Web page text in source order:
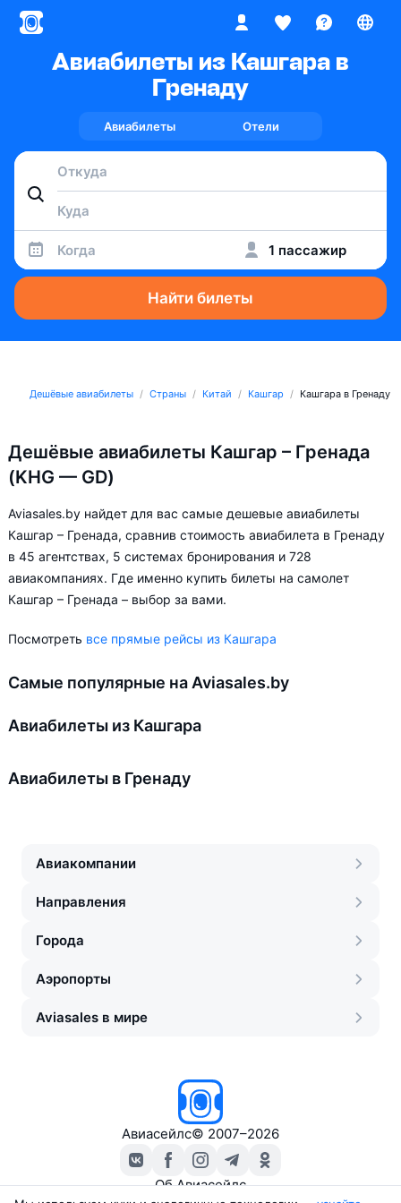
Авиабилеты из Кашгара в
Гренаду
Авиабилеты Отели
Когда 1 пассажир
Найти билеты
Дешёвые авиабилеты Страны Китай Кашгар Кашгара в Гренаду
Дешёвые авиабилеты Кашгар – Гренада
(KHG — GD)
Aviasales.by найдет для вас самые дешевые авиабилеты
Кашгар – Гренада, сравнив стоимость авиабилета в Гренаду
в 45 агентствах, 5 системах бронирования и 728
авиакомпаниях. Где именно купить билеты на самолет
Кашгар – Гренада – выбор за вами.
Посмотреть все прямые рейсы из Кашгара
Самые популярные на Aviasales.by
Авиабилеты из Кашгара
Авиабилеты в Гренаду
Авиакомпании
Направления
Города
Аэропорты
Aviasales в мире
Авиасейлс© 2007–2026
Об Авиасейлс